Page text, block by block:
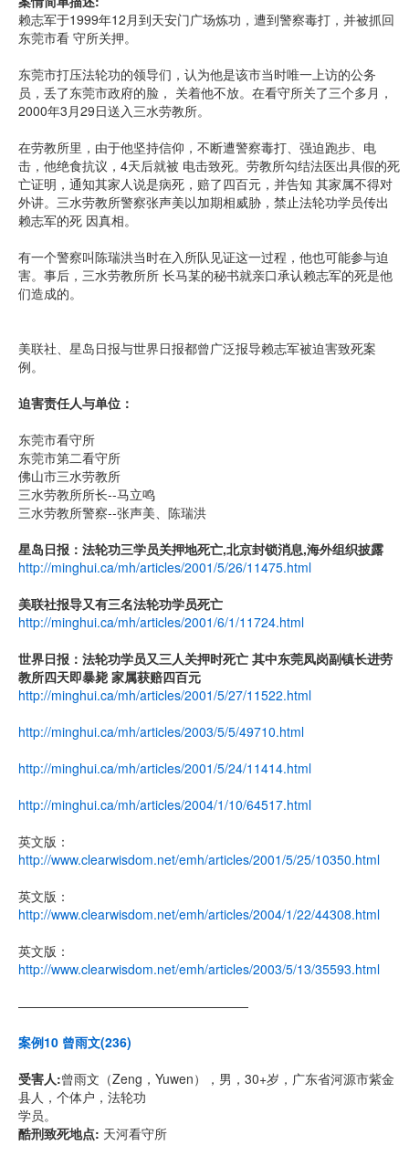
赖志军于1999年12月到天安门广场炼功，遭到警察毒打，并被抓回
东莞市看 守所关押。
东莞市打压法轮功的领导们，认为他是该市当时唯一上访的公务
员，丢了东莞市政府的脸， 关着他不放。在看守所关了三个多月，
2000年3月29日送入三水劳教所。
在劳教所里，由于他坚持信仰，不断遭警察毒打、强迫跑步、电
击，他绝食抗议，4天后就被 电击致死。劳教所勾结法医出具假的死
亡证明，通知其家人说是病死，赔了四百元，并告知 其家属不得对
外讲。三水劳教所警察张声美以加期相威胁，禁止法轮功学员传出
赖志军的死 因真相。
有一个警察叫陈瑞洪当时在入所队见证这一过程，他也可能参与迫
害。事后，三水劳教所所 长马某的秘书就亲口承认赖志军的死是他
们造成的。
美联社、星岛日报与世界日报都曾广泛报导赖志军被迫害致死案
例。
迫害责任人与单位：
东莞市看守所
东莞市第二看守所
佛山市三水劳教所
三水劳教所所长--马立鸣
三水劳教所警察--张声美、陈瑞洪
星岛日报：法轮功三学员关押地死亡,北京封锁消息,海外组织披露
http://minghui.ca/mh/articles/2001/5/26/11475.html
美联社报导又有三名法轮功学员死亡
http://minghui.ca/mh/articles/2001/6/1/11724.html
世界日报：法轮功学员又三人关押时死亡 其中东莞凤岗副镇长进劳
教所四天即暴毙 家属获赔四百元
http://minghui.ca/mh/articles/2001/5/27/11522.html
http://minghui.ca/mh/articles/2003/5/5/49710.html
http://minghui.ca/mh/articles/2001/5/24/11414.html
http://minghui.ca/mh/articles/2004/1/10/64517.html
英文版：
http://www.clearwisdom.net/emh/articles/2001/5/25/10350.html
英文版：
http://www.clearwisdom.net/emh/articles/2004/1/22/44308.html
英文版：
http://www.clearwisdom.net/emh/articles/2003/5/13/35593.html
——————————————————
案例10 曾雨文(236)
受害人:曾雨文（Zeng，Yuwen），男，30+岁，广东省河源市紫金
县人，个体户，法轮功
学员。
酷刑致死地点: 天河看守所